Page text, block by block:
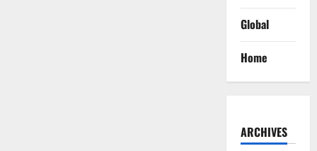
Global
Home
ARCHIVES